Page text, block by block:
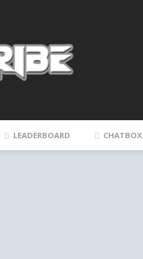
LEADERBOARD CHATBOX